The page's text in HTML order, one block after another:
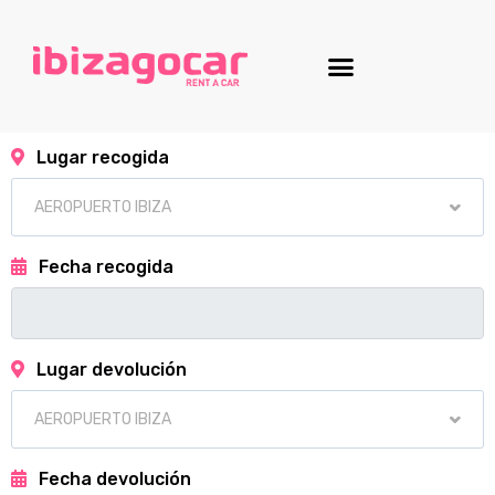
Lugar recogida
Fecha recogida
Lugar devolución
Fecha devolución